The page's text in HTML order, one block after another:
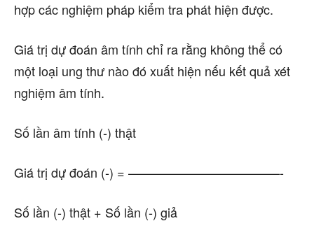
hợp các nghiệm pháp kiểm tra phát hiện được.
Giá trị dự đoán âm tính chỉ ra rằng không thể có
một loại ung thư nào đó xuất hiện nếu kết quả xét
nghiệm âm tính.
Số lần âm tính (-) thật
Giá trị dự đoán (-) = ————————————-
Số lần (-) thật + Số lần (-) giả